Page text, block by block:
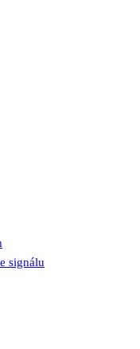
signálu